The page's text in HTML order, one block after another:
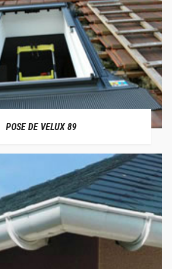
POSE DE VELUX 89